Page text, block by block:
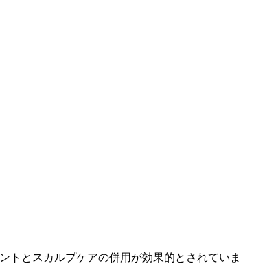
トとスカルプケアの併用が効果的とされていま